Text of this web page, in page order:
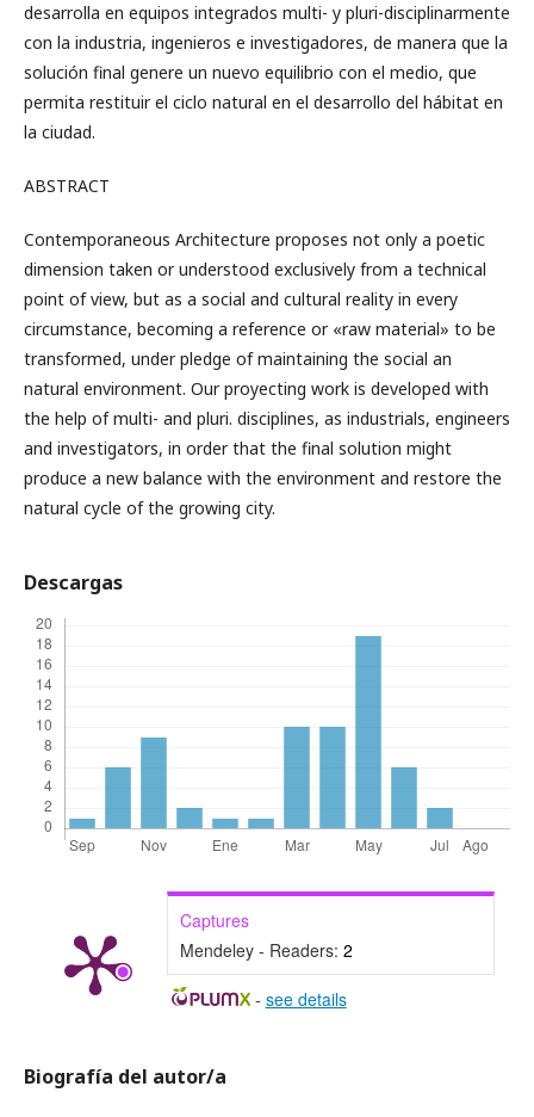
desarrolla en equipos integrados multi- y pluri-disciplinarmente
con la industria, ingenieros e investigadores, de manera que la
solución final genere un nuevo equilibrio con el medio, que
permita restituir el ciclo natural en el desarrollo del hábitat en
la ciudad.
ABSTRACT
Contemporaneous Architecture proposes not only a poetic
dimension taken or understood exclusively from a technical
point of view, but as a social and cultural reality in every
circumstance, becoming a reference or «raw material» to be
transformed, under pledge of maintaining the social an
natural environment. Our proyecting work is developed with
the help of multi- and pluri. disciplines, as industrials, engineers
and investigators, in order that the final solution might
produce a new balance with the environment and restore the
natural cycle of the growing city.
Descargas
Captures
Mendeley - Readers: 2
- see details
Biografía del autor/a